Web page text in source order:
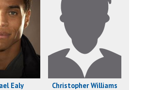
Ealy Christopher Williams